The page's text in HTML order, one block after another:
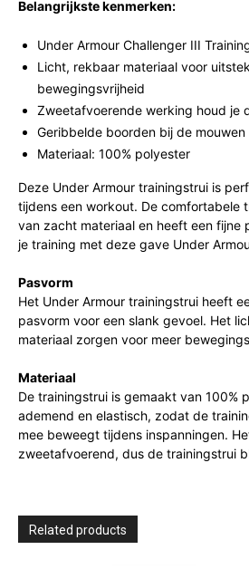
Belangrijkste kenmerken:
Under Armour Challenger III
Licht, rekbaar materiaal voor
bewegingsvrijheid
Zweetafvoerende werking houd je
Geribbelde boorden bij de mouwen
Materiaal: 100% polyester
Deze Under Armour trainingstrui is
tijdens een workout. De comfortabele
van zacht materiaal en heeft een fijne
je training met deze gave Under
Pasvorm
Het Under Armour trainingstrui heeft
pasvorm voor een slank gevoel. Het
materiaal zorgen voor meer
Materiaal
De trainingstrui is gemaakt van 100%
ademend en elastisch, zodat de
mee beweegt tijdens inspanningen.
zweetafvoerend, dus de trainingstrui
Related products